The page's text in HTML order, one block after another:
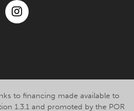
to financing made available to
1.3.1 and promoted by the POR